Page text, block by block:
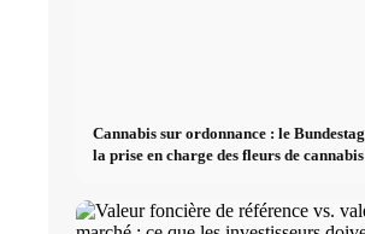
Cannabis sur ordonnance : le
la prise en charge des fleurs de cannabis